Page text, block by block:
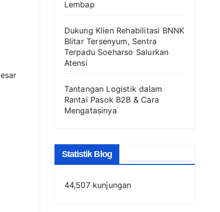
Lembap
Dukung Klien Rehabilitasi BNNK
Blitar Tersenyum, Sentra
Terpadu Soeharso Salurkan
Atensi
Tantangan Logistik dalam
Rantai Pasok B2B & Cara
Mengatasinya
Statistik Blog
44,507 kunjungan